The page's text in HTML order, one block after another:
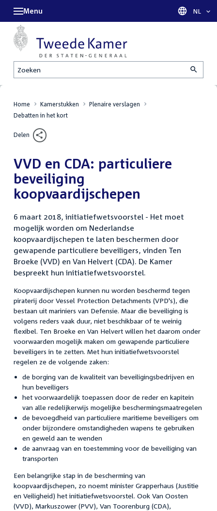
Zoeken
Menu Taal
NL
Home Kamerstukken
Plenaire verslagen
Debatten in het kort
Delen
VVD en CDA: particuliere
beveiliging
koopvaardijschepen
6 maart 2018, initiatiefwetsvoorstel - Het moet
mogelijk worden om Nederlandse
koopvaardijschepen te laten beschermen door
gewapende particuliere beveiligers, vinden Ten
Broeke (VVD) en Van Helvert (CDA). De Kamer
bespreekt hun initiatiefwetsvoorstel.
Koopvaardijschepen kunnen nu worden beschermd tegen
piraterij door Vessel Protection Detachments (VPD's), die
bestaan uit mariniers van Defensie. Maar die beveiliging is
volgens reders vaak duur, niet beschikbaar of te weinig
flexibel. Ten Broeke en Van Helvert willen het daarom onder
voorwaarden mogelijk maken om gewapende particuliere
beveiligers in te zetten. Met hun initiatiefwetsvoorstel
regelen ze de volgende zaken:
de borging van de kwaliteit van beveiligingsbedrijven en
hun beveiligers
het voorwaardelijk toepassen door de reder en kapitein
van alle redelijkerwijs mogelijke beschermingsmaatregelen
de bevoegdheid van particuliere maritieme beveiligers om
onder bijzondere omstandigheden wapens te gebruiken
en geweld aan te wenden
de aanvraag van en toestemming voor de beveiliging van
transporten
Een belangrijke stap in de bescherming van
koopvaardijschepen, zo noemt minister Grapperhaus (Justitie
en Veiligheid) het initiatiefwetsvoorstel. Ook Van Oosten
(VVD), Markuszower (PVV), Van Toorenburg (CDA),